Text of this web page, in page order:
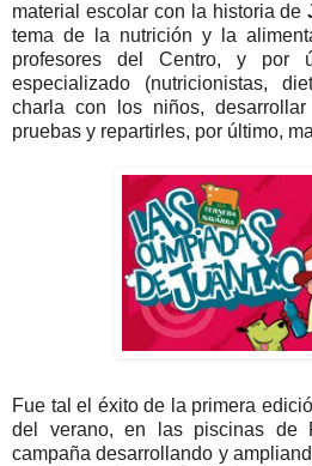
material escolar con la historia de
tema de la nutrición y la
profesores del Centro, y por
especializado (nutricionistas,
charla con los niños,
pruebas y repartirles, por último,
Fue tal el éxito de la primera
del verano, en las piscinas de
campaña desarrollando y